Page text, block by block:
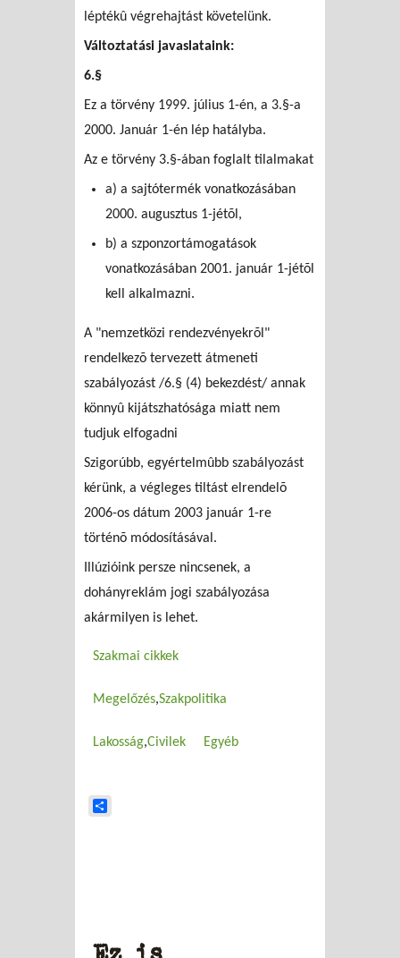
léptékû végrehajtást követelünk.
Változtatási javaslataink:
6.§
Ez a törvény 1999. július 1-én, a 3.§-a
2000. Január 1-én lép hatályba.
Az e törvény 3.§-ában foglalt tilalmakat
a) a sajtótermék vonatkozásában
2000. augusztus 1-jétõl,
b) a szponzortámogatások
vonatkozásában 2001. január 1-jétõl
kell alkalmazni.
A "nemzetközi rendezvényekrõl"
rendelkezõ tervezett átmeneti
szabályozást /6.§ (4) bekezdést/ annak
könnyû kijátszhatósága miatt nem
tudjuk elfogadni
Szigorúbb, egyértelmûbb szabályozást
kérünk, a végleges tiltást elrendelõ
2006-os dátum 2003 január 1-re
történõ módosításával.
Illúzióink persze nincsenek, a
dohányreklám jogi szabályozása
akármilyen is lehet.
Szakmai cikkek
Megelőzés Szakpolitika
Lakosság Civilek Egyéb